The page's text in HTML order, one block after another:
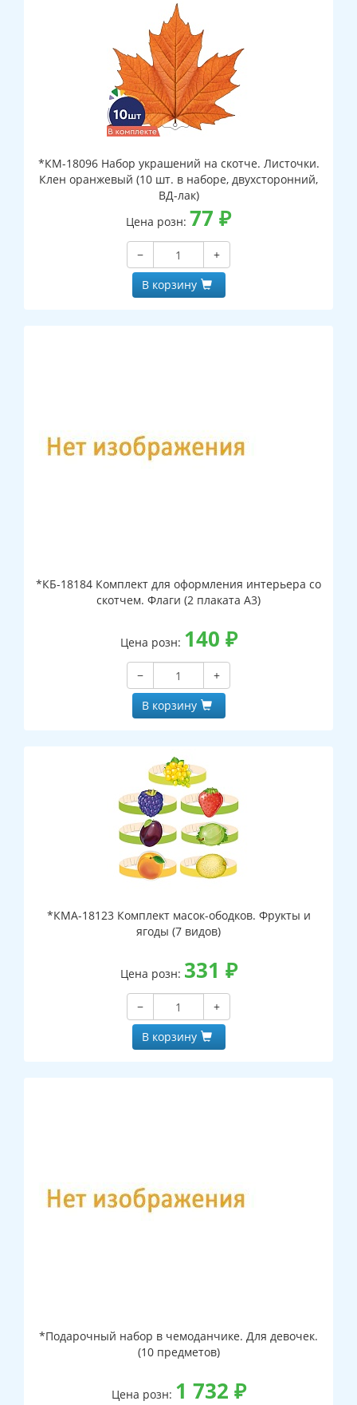
*КМ-18096 Набор украшений на скотче. Листочки.
Клен оранжевый (10 шт. в наборе, двухсторонний,
ВД-лак)
Цена розн: 77 ₽
−
+
В корзину
*КБ-18184 Комплект для оформления интерьера со
скотчем. Флаги (2 плаката А3)
Цена розн: 140 ₽
−
+
В корзину
*КМА-18123 Комплект масок-ободков. Фрукты и
ягоды (7 видов)
Цена розн: 331 ₽
−
+
В корзину
*Подарочный набор в чемоданчике. Для девочек.
(10 предметов)
Цена розн: 1 732 ₽